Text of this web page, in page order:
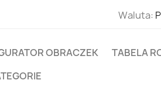
Waluta:
OBRACZEK
TABELA